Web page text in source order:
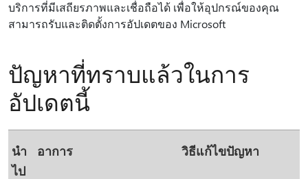
บริการที่มีเสถียรภาพและเชื่อถือได้ เพื่อให้อุปกรณ์ของคุณ
สามารถรับและติดตั้งการอัปเดตของ Microsoft
ปัญหาที่ทราบแล้วในการ
อัปเดตนี้
นำ
ไป
อาการ วิธีแก้ไขปัญหา